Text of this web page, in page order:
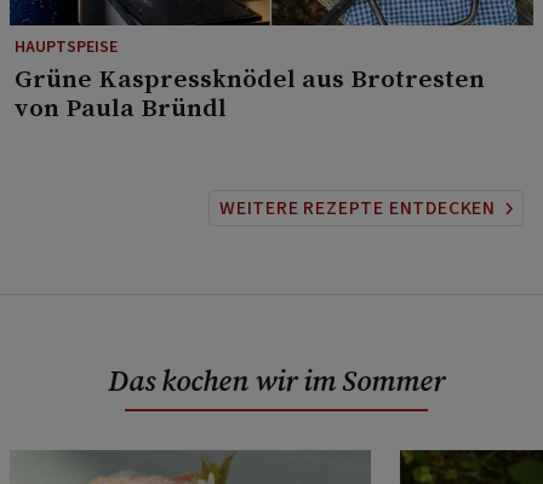
HAUPTSPEISE
⁠Grüne Kaspressknödel aus Brotresten
von Paula Bründl
WEITERE REZEPTE ENTDECKEN
Das kochen wir im Sommer